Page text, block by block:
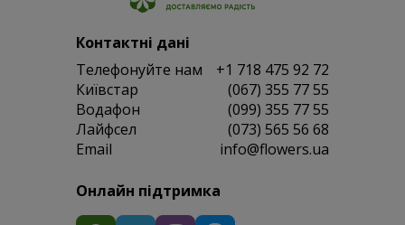
Контактні дані
Телефонуйте нам
+1 718 475 92 72
Київстар
(067) 355 77 55
Водафон
(099) 355 77 55
Лайфсел
(073) 565 56 68
Email
info@flowers.ua
Онлайн підтримка